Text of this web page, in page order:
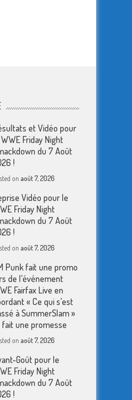
et Vidéo pour
Friday Night
du 7 Août
!
on août 7, 2026
Vidéo pour le
Friday Night
du 7 Août
!
on août 7, 2026
Punk fait une promo
de l’événement
Fairfax Live en
« Ce qui s’est
à SummerSlam »
fait une promesse
on août 7, 2026
Goût pour le
Friday Night
du 7 Août
!